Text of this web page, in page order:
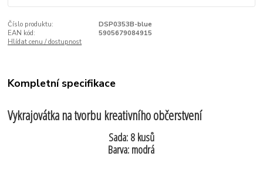
Číslo produktu:
DSP0353B-blue
EAN kód:
5905679084915
Hlídat cenu / dostupnost
Kompletní specifikace
Vykrajovátka na tvorbu kreativního občerstvení
Sada: 8 kusů
Barva: modrá